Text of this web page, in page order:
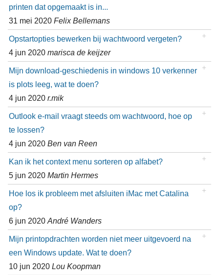
printen dat opgemaakt is in...
31 mei 2020 Felix Bellemans
Opstartopties bewerken bij wachtwoord vergeten?
4 jun 2020 marisca de keijzer
Mijn download-geschiedenis in windows 10 verkenner
is plots leeg, wat te doen?
4 jun 2020 r.mik
Outlook e-mail vraagt steeds om wachtwoord, hoe op
te lossen?
4 jun 2020 Ben van Reen
Kan ik het context menu sorteren op alfabet?
5 jun 2020 Martin Hermes
Hoe los ik probleem met afsluiten iMac met Catalina
op?
6 jun 2020 André Wanders
Mijn printopdrachten worden niet meer uitgevoerd na
een Windows update. Wat te doen?
10 jun 2020 Lou Koopman